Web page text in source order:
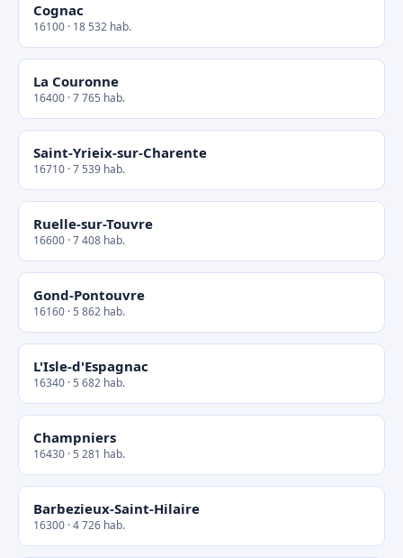
Cognac
16100 · 18 532 hab.
La Couronne
16400 · 7 765 hab.
Saint-Yrieix-sur-Charente
16710 · 7 539 hab.
Ruelle-sur-Touvre
16600 · 7 408 hab.
Gond-Pontouvre
16160 · 5 862 hab.
L'Isle-d'Espagnac
16340 · 5 682 hab.
Champniers
16430 · 5 281 hab.
Barbezieux-Saint-Hilaire
16300 · 4 726 hab.